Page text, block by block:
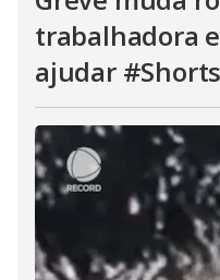
trabalhadora
ajudar